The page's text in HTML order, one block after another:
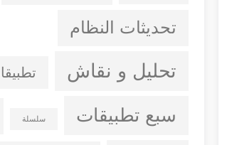
تحديثات النظام
تحليل و نقاش
سبع تطبيقات سلسلة